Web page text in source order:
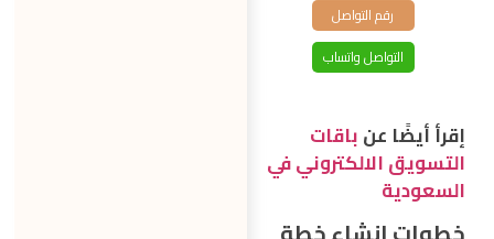
رقم التواصل
التواصل واتساب
إقرأ أيضًا عنباقات
التسويق الالكتروني في
السعودية